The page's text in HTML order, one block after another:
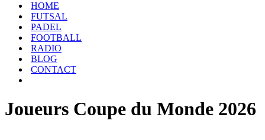
HOME
FUTSAL
PADEL
FOOTBALL
RADIO
BLOG
CONTACT
Joueurs Coupe du Monde 2026